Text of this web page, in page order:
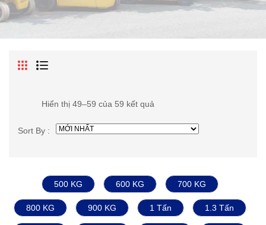
Hiển thị 49–59 của 59 kết quả
Sort By :
500 KG 600 KG 700 KG
800 KG 900 KG 1 Tấn 1.3 Tấn